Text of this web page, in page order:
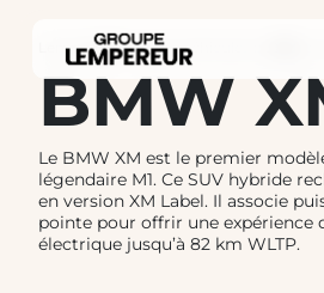
Lempereur
›
Gamme de véhicules neufs
BMW
Le BMW XM est le premier
légendaire M1. Ce SUV hybride
en version XM Label. Il associe
pointe pour offrir une expérience
électrique jusqu’à 82 km WLTP.